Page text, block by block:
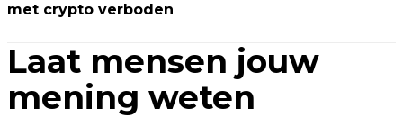
met crypto verboden
Laat mensen jouw
mening weten